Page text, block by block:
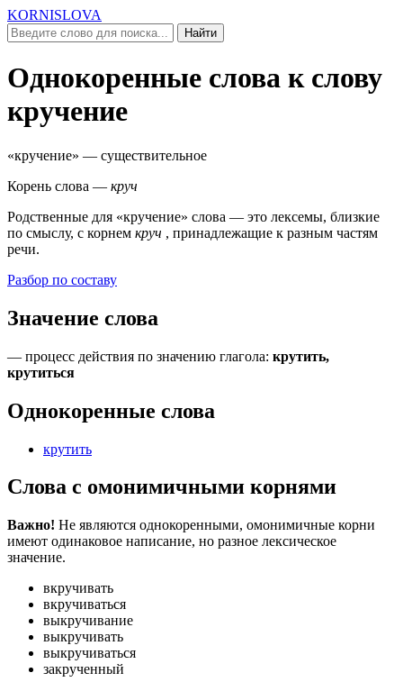
KORNISLOVA
Найти
Однокоренные слова к слову
кручение
«кручение» — существительное
Корень слова — круч
Родственные для «кручение» слова — это лексемы, близкие
по смыслу, c корнем круч , принадлежащие к разным частям
речи.
Разбор по составу
Значение слова
— процесс действия по значению глагола: крутить,
крутиться
Однокоренные слова
крутить
Слова с омонимичными корнями
Важно! Не являются однокоренными, омонимичные корни
имеют одинаковое написание, но разное лексическое
значение.
вкручивать
вкручиваться
выкручивание
выкручивать
выкручиваться
закрученный